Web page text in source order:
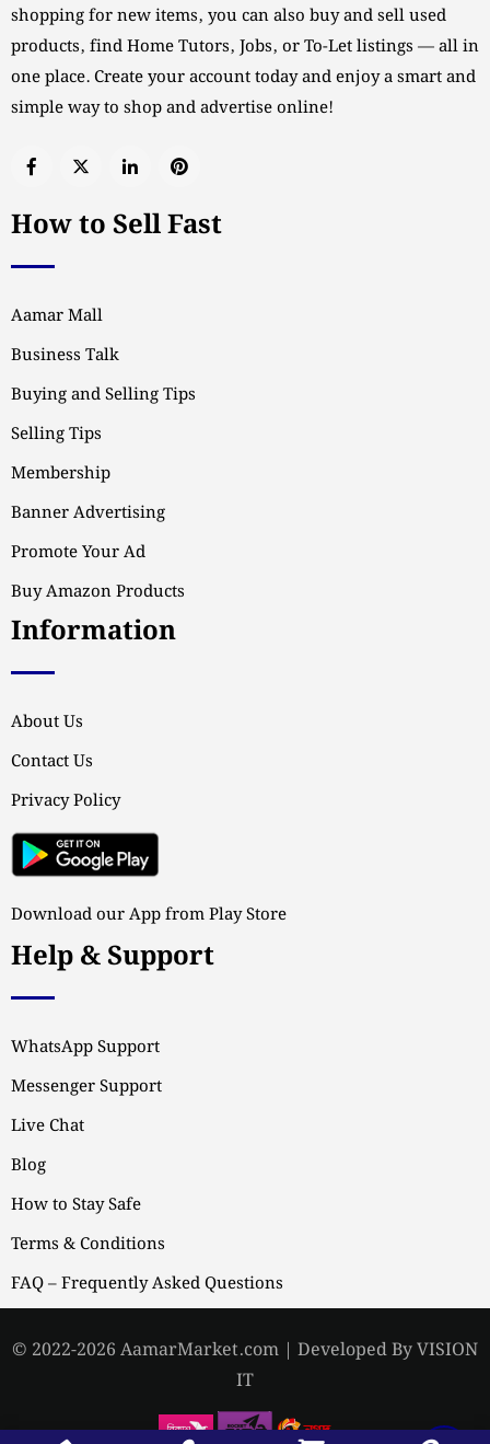
shopping for new items, you can also buy and sell used
products, find Home Tutors, Jobs, or To-Let listings — all in
one place. Create your account today and enjoy a smart and
simple way to shop and advertise online!
How to Sell Fast
Aamar Mall
Business Talk
Buying and Selling Tips
Selling Tips
Membership
Banner Advertising
Promote Your Ad
Buy Amazon Products
Information
About Us
Contact Us
Privacy Policy
Download our App from Play Store
Help & Support
WhatsApp Support
Messenger Support
Live Chat
Blog
How to Stay Safe
Terms & Conditions
FAQ – Frequently Asked Questions
© 2022-2026 AamarMarket.com | Developed By VISION
IT